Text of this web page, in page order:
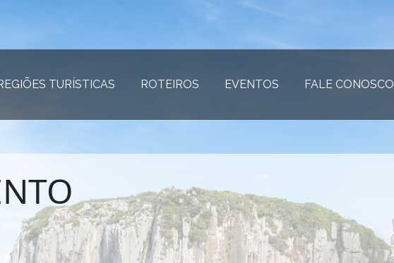
TURÍSTICAS (página atual)
ROTEIROS (página atual)
EVENTOS (página atual)
FALE CONOSCO